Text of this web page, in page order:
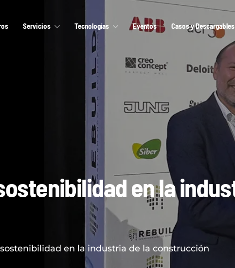
Servicios Tecnologías Eventos Casos y Descargables
en la
en la industria de la construcción